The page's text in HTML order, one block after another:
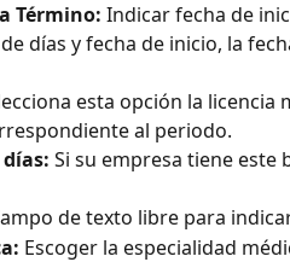
Término: Indicar fecha de
días y fecha de inicio, la
esta opción la licencia
al periodo.
Si su empresa tiene este
de texto libre para
Escoger la especialidad